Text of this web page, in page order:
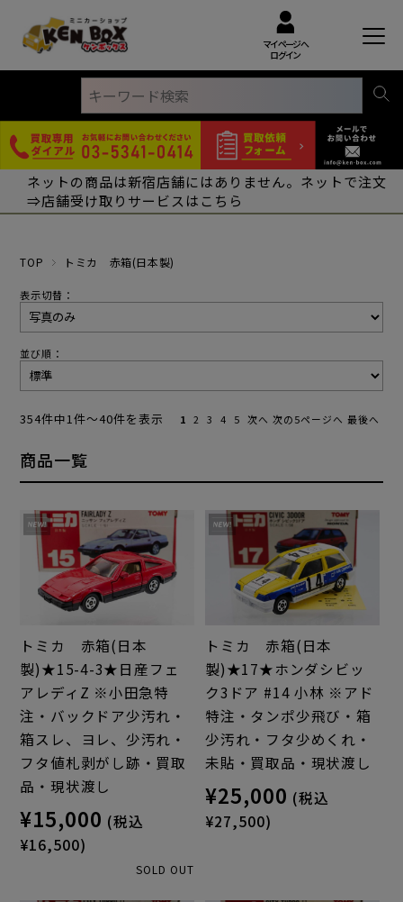
マイページへ
ログイン
ネットの商品は新宿店舗にはありません。ネットで注文
⇒店舗受け取りサービスはこちら
TOP トミカ 赤箱(日本製)
表示切替：
並び順：
354件中1件～40件を表示 1 2 3 4 5 次へ 次の5ページへ 最後へ
商品一覧
トミカ 赤箱(日本
製)★15-4-3★日産フェ
アレディZ ※小田急特
注・バックドア少汚れ・
箱スレ、ヨレ、少汚れ・
フタ値札剥がし跡・買取
品・現状渡し
¥15,000 (税込
¥16,500)
SOLD OUT
トミカ 赤箱(日本
製)★17★ホンダシビッ
ク3ドア #14 小林 ※アド
特注・タンポ少飛び・箱
少汚れ・フタ少めくれ・
未貼・買取品・現状渡し
¥25,000 (税込
¥27,500)